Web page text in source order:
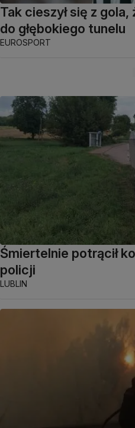
Tak cieszył się z gola,
do głębokiego tunelu
EUROSPORT
Śmiertelnie potrącił
policji
LUBLIN